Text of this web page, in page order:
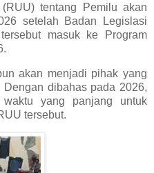
tentang Pemilu akan
setelah Badan Legislasi
masuk ke Program
akan menjadi pihak yang
dibahas pada 2026,
yang panjang untuk
tersebut.